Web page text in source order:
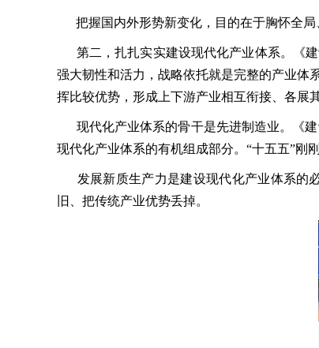
把握国内外形势新变化，目的在于胸怀全局
第二，扎扎实实建设现代化产业体系。《建
强大韧性和活力，战略依托就是完整的产业体
挥比较优势，形成上下游产业相互衔接、各展
现代化产业体系的骨干是先进制造业。《建
现代化产业体系的有机组成部分。“十五五”刚
发展新质生产力是建设现代化产业体系的
旧、把传统产业优势丢掉。